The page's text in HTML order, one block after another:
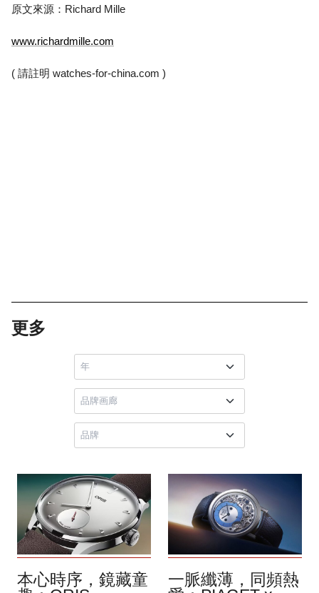
原文來源：Richard Mille
www.richardmille.com
( 請註明 watches-for-china.com )
更多
本心時序，鏡藏童
一脈纖薄，同頻熱